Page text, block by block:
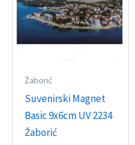
Žaborić
Suvenirski Magnet
Basic 9x6cm UV 2234
Žaborić